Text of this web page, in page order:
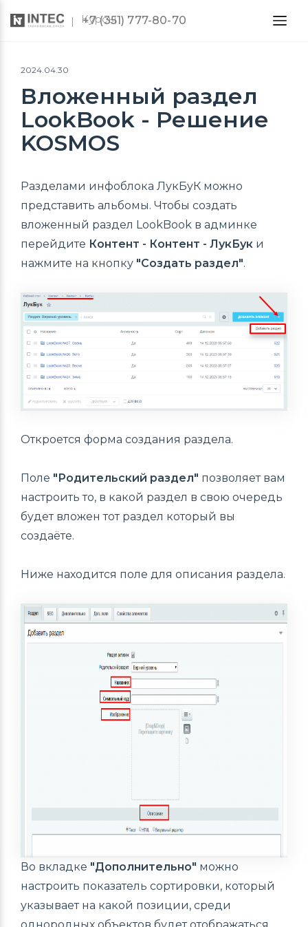
Курсы
+7 (351) 777-80-70
2024.04.30
Вложенный раздел
LookBook - Решение
KOSMOS
Разделами инфоблока ЛукБуК можно
представить альбомы. Чтобы создать
вложенный раздел LookBook в админке
перейдите Контент - Контент - ЛукБук и
нажмите на кнопку "Создать раздел".
Откроется форма создания раздела.
Поле "Родительский раздел" позволяет вам
настроить то, в какой раздел в свою очередь
будет вложен тот раздел который вы
создаёте.
Ниже находится поле для описания раздела.
Во вкладке "Дополнительно" можно
настроить показатель сортировки, который
указывает на какой позиции, среди